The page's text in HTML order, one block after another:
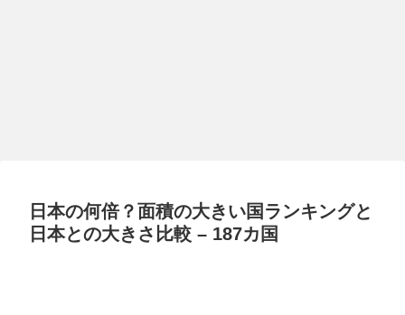
日本の何倍？面積の大きい国ランキングと
日本との大きさ比較 – 187カ国